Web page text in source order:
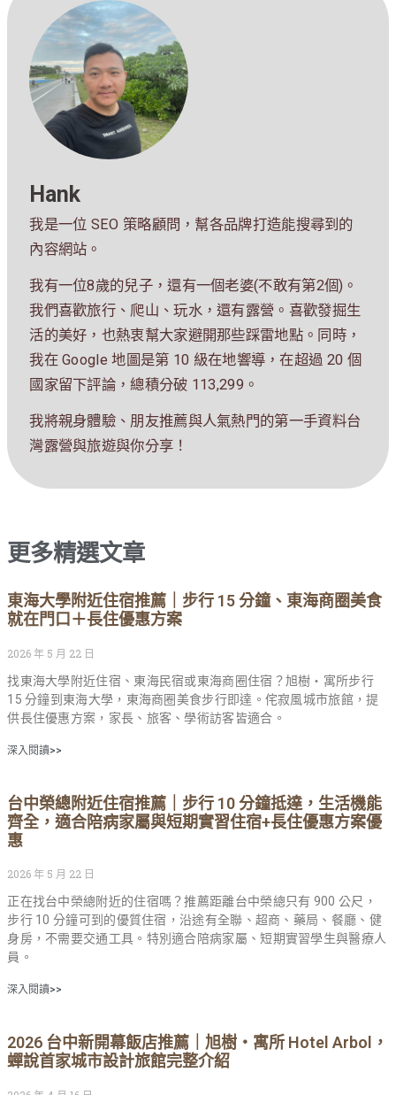
Hank
我是一位 SEO 策略顧問，幫各品牌打造能搜尋到的
內容網站。
我有一位8歲的兒子，還有一個老婆(不敢有第2個)。
我們喜歡旅行、爬山、玩水，還有露營。喜歡發掘生
活的美好，也熱衷幫大家避開那些踩雷地點。同時，
我在 Google 地圖是第 10 級在地響導，在超過 20 個
國家留下評論，總積分破 113,299。
我將親身體驗、朋友推薦與人氣熱門的第一手資料台
灣露營與旅遊與你分享！
更多精選文章
東海大學附近住宿推薦｜步行 15 分鐘、東海商圈美食
就在門口＋長住優惠方案
2026 年 5 月 22 日
找東海大學附近住宿、東海民宿或東海商圈住宿？旭樹・寓所步行
15 分鐘到東海大學，東海商圈美食步行即達。侘寂風城市旅館，提
供長住優惠方案，家長、旅客、學術訪客皆適合。
深入閱讀>>
台中榮總附近住宿推薦｜步行 10 分鐘抵達，生活機能
齊全，適合陪病家屬與短期實習住宿+長住優惠方案優
惠
2026 年 5 月 22 日
正在找台中榮總附近的住宿嗎？推薦距離台中榮總只有 900 公尺，
步行 10 分鐘可到的優質住宿，沿途有全聯、超商、藥局、餐廳、健
身房，不需要交通工具。特別適合陪病家屬、短期實習學生與醫療人
員。
深入閱讀>>
2026 台中新開幕飯店推薦｜旭樹・寓所 Hotel Arbol，
蟬說首家城市設計旅館完整介紹